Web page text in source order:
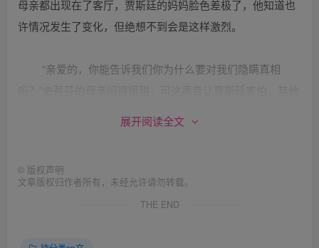
母亲都出现在了客厅，贾斯廷的妈妈脸色差极了，他知道也
许情况发生了变化，但绝想不到会是这样激烈。
“亲爱的，你能告诉我们你为什么要对我们隐瞒真相
向贾斯廷的妈妈望了一眼，她点了点头“海伦，照之前说好的
展开阅读全文
© 版权声明
文章版权归作者所有，未经允许请勿转载。
THE END